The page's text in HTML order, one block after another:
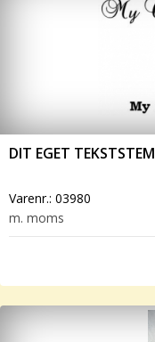
DIT EGET
Varenr.: 03980
m. moms